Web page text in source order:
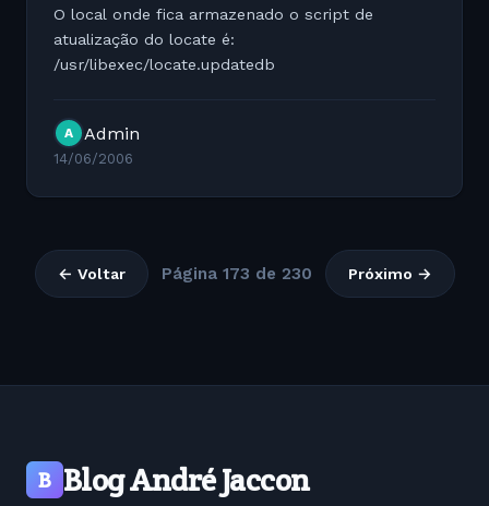
O local onde fica armazenado o script de
atualização do locate é:
/usr/libexec/locate.updatedb
A Admin
14/06/2006
← Voltar Página 173 de 230 Próximo →
B Blog André Jaccon